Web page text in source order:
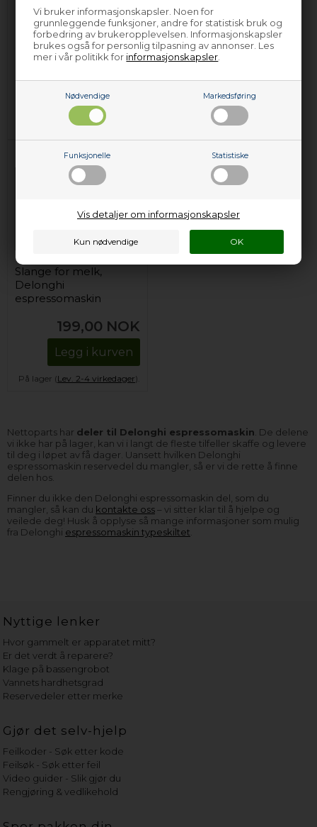
Vi bruker informasjonskapsler. Noen for
grunnleggende funksjoner, andre for statistisk bruk og
forbedring av brukeropplevelsen. Informasjonskapsler
brukes også for personlig tilpasning av annonser. Les
mer i vår politikk for informasjonskapsler
Nødvendige Markedsføring
Funksjonelle Statistiske
Vis detaljer om informasjonskapsler
Innsats for avkalking,
Delonghi
espressomaskin
Legg i kurven
Lev. 2-4 virkedager
Reim, Delonghi
espressomaskin
Legg i kurven
Lev. 2-4 virkedager
Slange for melk,
Delonghi
espressomaskin
199,00 NOK
Legg i kurven
På lager (Lev. 2-4 virkedager).
Nettoparts har deler til Delonghi espressomaskin . De delene
vi ikke har på lager, kan vi i langt de fleste tilfeller skaffe og levere
til deg i løpet av få dager. Uansett hvilken Delonghi
espressomaskin reservedel du mangler, så er vi de rette å finne
delen hos.
Finner du ikke den Delonghi espressomaskin del, som du
mangler, så kan du kontakte oss– vi sitter klar til å hjelpe og
veilede deg! Husk å opplyse så mange informasjoner som mulig
fra Delonghi espressomaskin typeskiltet
Nyttige lenker
Hvor gammelt er apparatet mitt?
Er det verdt å reparere?
Klage på bassengrobot
Vannets hardhetsgrad
Reservedeler etter merke
Gjør det selv-hjelp
Feilkoder - Søk etter kode
Feilsøk - Søk etter feil
Video guider - Slik gjør du
Rengjøring & vedlikehold